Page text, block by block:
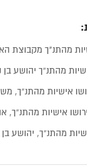
מהתנ"ך מקבוצת
מהתנ”ך יהושע בן
אישיות מהתנ”ך,
אישיות מהתנ”ך,
מהתנ”ך, יהושע בן